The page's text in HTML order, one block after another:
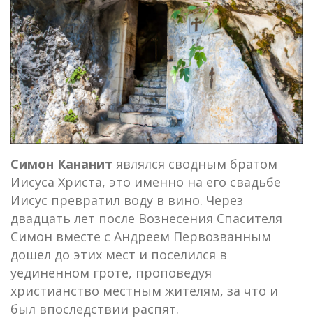
Симон Кананит являлся сводным братом
Иисуса Христа, это именно на его свадьбе
Иисус превратил воду в вино. Через
двадцать лет после Вознесения Спасителя
Симон вместе с Андреем Первозванным
дошел до этих мест и поселился в
уединенном гроте, проповедуя
христианство местным жителям, за что и
был впоследствии распят.